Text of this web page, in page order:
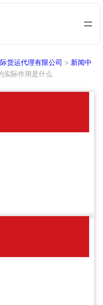
货运代理有限公司 > 新闻中
实际作用是什么